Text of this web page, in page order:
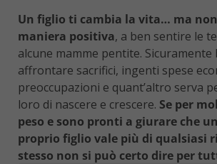
Un figlio ti cambia la vita… ma
maniera positiva, a ben sentire le
alcune mamme pentite. Sicuramente
affrontare sacrifici, ingenti spese
preoccupazioni e quant’altro serva
loro di nascere e crescere. Se per
peso e sono pronti a giurare che
proprio figlio vale più di qualsiasi
stesso non si può certo dire per